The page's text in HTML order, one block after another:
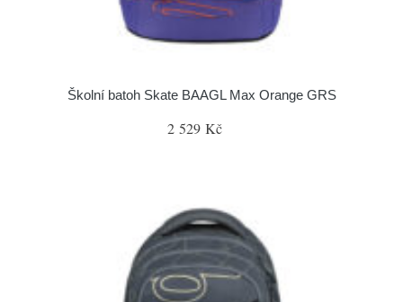
Školní batoh Skate BAAGL Max Orange GRS
2 529 Kč